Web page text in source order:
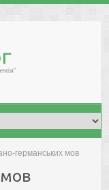
германських мов